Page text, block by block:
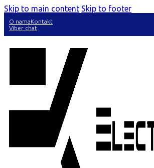
Skip to main content Skip to footer
O namaKontakt
Viber chat